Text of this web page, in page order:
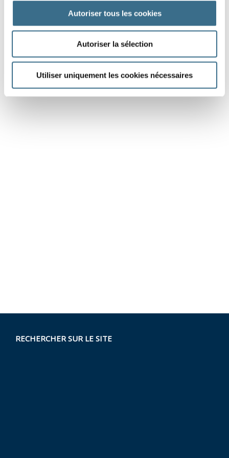
Autoriser tous les cookies
Autoriser la sélection
Utiliser uniquement les cookies nécessaires
DONE!
RECHERCHER SUR LE SITE